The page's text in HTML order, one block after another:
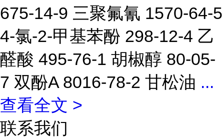
675-14-9 三聚氟氰 1570-64-5
4-氯-2-甲基苯酚 298-12-4 乙
醛酸 495-76-1 胡椒醇 80-05-
7 双酚A 8016-78-2 甘松油 ...
查看全文 >
联系我们